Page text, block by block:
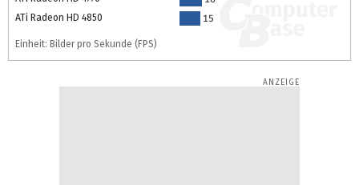
ATi Radeon HD 4850
15
Einheit: Bilder pro Sekunde (FPS)